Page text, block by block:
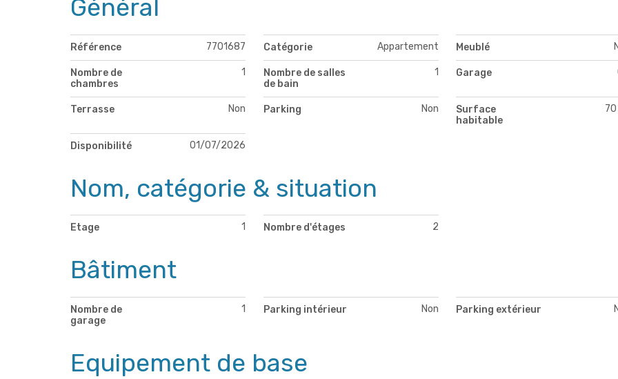
Général
Référence 7701687 Catégorie Appartement Meublé
Nombre de
chambres
1
Nombre de salles
de bain
1 Garage
Terrasse Non Parking Non
Surface
habitable
70
Disponibilité 01/07/2026
Nom, catégorie & situation
Etage 1 Nombre d'étages 2
Bâtiment
Nombre de
garage
1 Parking intérieur Non Parking extérieur
Equipement de base